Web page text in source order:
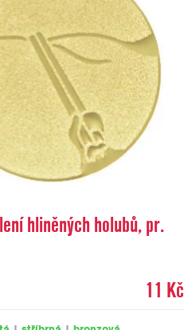
hliněných holubů, pr.
11 Kč